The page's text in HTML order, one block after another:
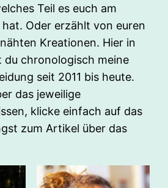
Teil es euch am
Oder erzählt von euren
Kreationen. Hier in
du chronologisch meine
seit 2011 bis heute.
das jeweilige
klicke einfach auf das
zum Artikel über das